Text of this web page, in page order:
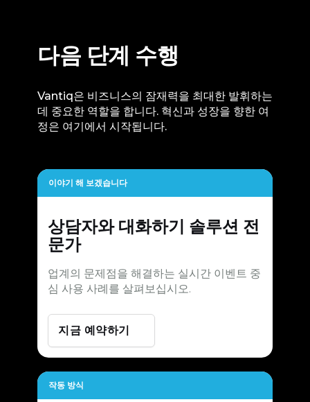
다음 단계 수행
Vantiq은 비즈니스의 잠재력을 최대한 발휘하는
데 중요한 역할을 합니다. 혁신과 성장을 향한 여
정은 여기에서 시작됩니다.
이야기 해 보겠습니다
상담자와 대화하기 솔루션 전
문가
업계의 문제점을 해결하는 실시간 이벤트 중
심 사용 사례를 살펴보십시오.
지금 예약하기
작동 방식